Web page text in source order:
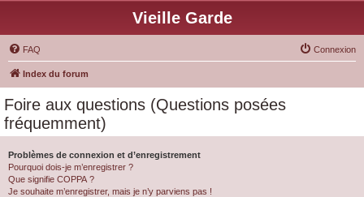
Vieille Garde
FAQ Connexion
Index du forum
Foire aux questions (Questions posées
fréquemment)
Problèmes de connexion et d’enregistrement
Pourquoi dois-je m’enregistrer ?
Que signifie COPPA ?
Je souhaite m’enregistrer, mais je n’y parviens pas !